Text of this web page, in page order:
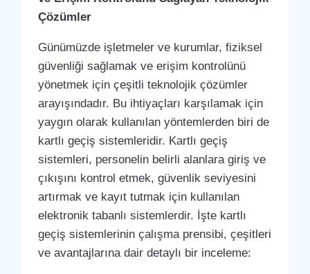
Çözümler
Günümüzde işletmeler ve kurumlar, fiziksel
güvenliği sağlamak ve erişim kontrolünü
yönetmek için çeşitli teknolojik çözümler
arayışındadır. Bu ihtiyaçları karşılamak için
yaygın olarak kullanılan yöntemlerden biri de
kartlı geçiş sistemleridir. Kartlı geçiş
sistemleri, personelin belirli alanlara giriş ve
çıkışını kontrol etmek, güvenlik seviyesini
artırmak ve kayıt tutmak için kullanılan
elektronik tabanlı sistemlerdir. İşte kartlı
geçiş sistemlerinin çalışma prensibi, çeşitleri
ve avantajlarına dair detaylı bir inceleme: